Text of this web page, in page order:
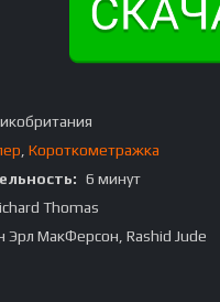
Короткометражка
6 минут
Thomas
Эрл МакФерсон, Rashid Jude